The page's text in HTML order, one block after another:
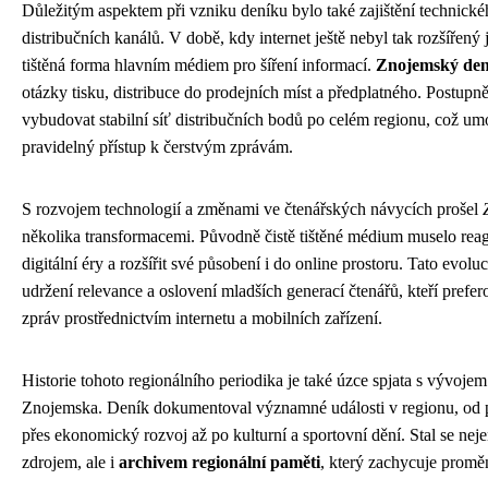
Důležitým aspektem při vzniku deníku bylo také zajištění
distribučních kanálů. V době, kdy internet ještě nebyl tak rozšířený
tištěná forma hlavním médiem pro šíření informací. Znojemský
otázky tisku, distribuce do prodejních míst a předplatného.
vybudovat stabilní síť distribučních bodů po celém regionu, což
pravidelný přístup k čerstvým zprávám.
S rozvojem technologií a změnami ve čtenářských návycích prošel
několika transformacemi. Původně čistě tištěné médium muselo
digitální éry a rozšířit své působení i do online prostoru. Tato
udržení relevance a oslovení mladších generací čtenářů, kteří
zpráv prostřednictvím internetu a mobilních zařízení.
Historie tohoto regionálního periodika je také úzce spjata s
Znojemska. Deník dokumentoval významné události v regionu, od
přes ekonomický rozvoj až po kulturní a sportovní dění. Stal se
zdrojem, ale i archivem regionální paměti, který zachycuje